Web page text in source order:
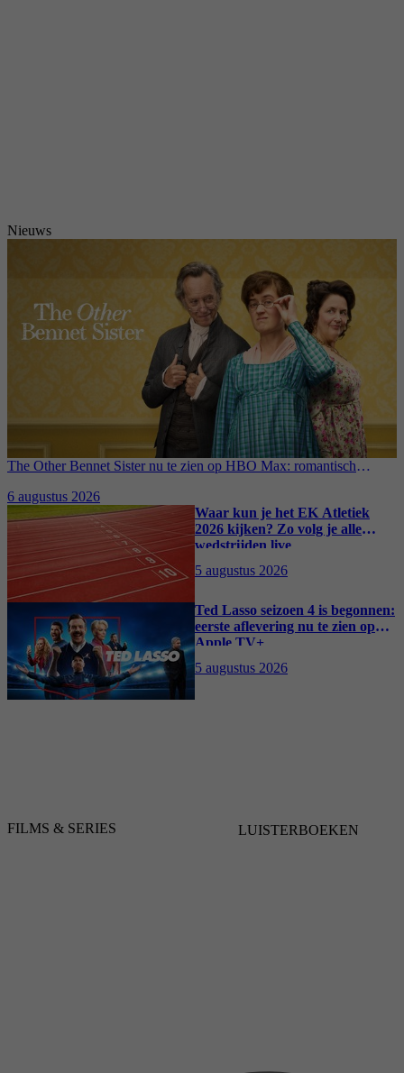
Nieuws
The Other Bennet Sister nu te zien op HBO Max: romantisch
6 augustus 2026
Waar kun je het EK Atletiek
2026 kijken? Zo volg je alle
wedstrijden live
5 augustus 2026
Ted Lasso seizoen 4 is begonnen:
eerste aflevering nu te zien op
Apple TV+
5 augustus 2026
FILMS & SERIES LUISTERBOEKEN